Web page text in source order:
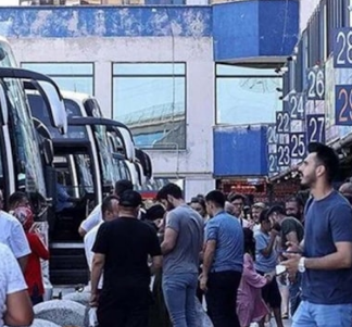
(EGM) ve Jandarma Genel
tatili süresince trafik güvenliğini
denetimlerini sıkılaştırıyor.
akışını ve kural ihlallerini anlık olarak